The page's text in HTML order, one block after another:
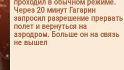
Через 20 минут Гагарин
запросил разрешение прервать
полет и вернуться на
аэродром. Больше он на связь
не вышел